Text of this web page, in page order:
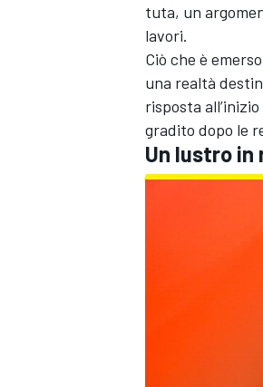
MONOPOSTO
tuta, un
lavori.
Ciò che è
una realtà
risposta
gradito dopo le
Un lustro in